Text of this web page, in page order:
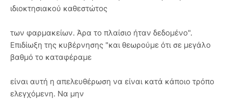
ιδιοκτησιακού καθεστώτος
των φαρμακείων. Άρα το πλαίσιο ήταν δεδομένο".
Επιδίωξη της κυβέρνησης "και θεωρούμε ότι σε μεγάλο
βαθμό το καταφέραμε
είναι αυτή η απελευθέρωση να είναι κατά κάποιο τρόπο
ελεγχόμενη. Να μην